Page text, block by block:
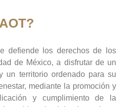
defiende los derechos de los
de México, a disfrutar de un
un territorio ordenado para su
mediante la promoción y
y cumplimiento de la